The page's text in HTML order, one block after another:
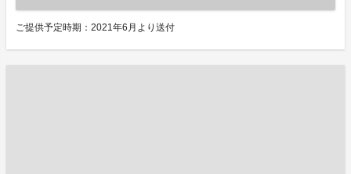
ご提供予定時期：2021年6月より送付